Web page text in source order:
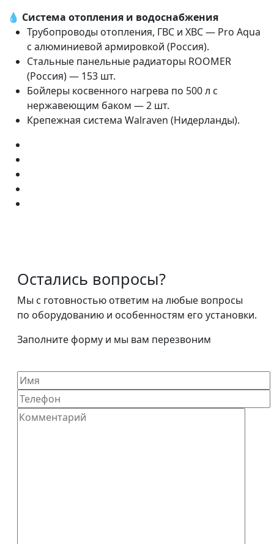
💧 Система отопления и водоснабжения
Трубопроводы отопления, ГВС и ХВС — Pro Aqua
с алюминиевой армировкой (Россия).
Стальные панельные радиаторы ROOMER
(Россия) — 153 шт.
Бойлеры косвенного нагрева по 500 л с
нержавеющим баком — 2 шт.
Крепежная система Walraven (Нидерланды).
Остались вопросы?
Мы с готовностью ответим на любые вопросы
по оборудованию и особенностям его установки.
Заполните форму и мы вам перезвоним